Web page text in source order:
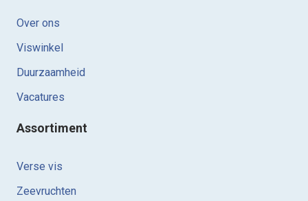
Over ons
Viswinkel
Duurzaamheid
Vacatures
Assortiment
Verse vis
Zeevruchten